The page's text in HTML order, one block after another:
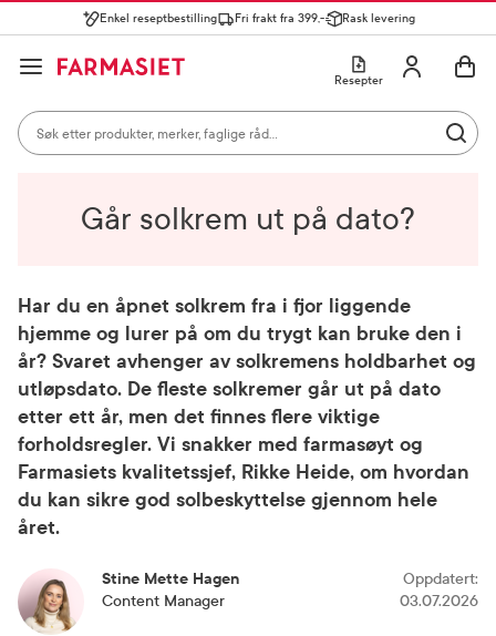
Enkel reseptbestilling Fri frakt fra 399,- Rask levering
GÅ TIL INNHOLD
TIL HANDLEKURVEN
Åpne
Søk i apotek
Utfør
Resepter Min profil
Hjem
Går solkrem ut på
dato?
Går solkrem ut på dato?
Har du en åpnet solkrem fra i fjor liggende
hjemme og lurer på om du trygt kan bruke den i
år? Svaret avhenger av solkremens holdbarhet og
utløpsdato. De fleste solkremer går ut på dato
etter ett år, men det finnes flere viktige
forholdsregler. Vi snakker med farmasøyt og
Farmasiets kvalitetssjef, Rikke Heide, om hvordan
du kan sikre god solbeskyttelse gjennom hele
året.
Stine Mette Hagen
Content Manager
Oppdatert:
03.07.2026
Søk i apotek
Skriv inn minst ett tegn for å se forslag, eller trykk søk.
Mest søkte kategorier
paracet
magnesium
cosmica